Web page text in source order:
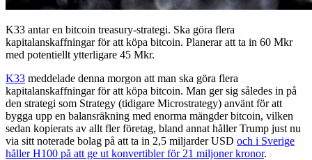
K33 antar en bitcoin treasury-strategi. Ska göra flera
kapitalanskaffningar för att köpa bitcoin. Planerar att ta in 60 Mkr
med potentiellt ytterligare 45 Mkr.
K33 meddelade denna morgon att man ska göra flera
kapitalanskaffningar för att köpa bitcoin. Man ger sig således in på
den strategi som Strategy (tidigare Microstrategy) använt för att
bygga upp en balansräkning med enorma mängder bitcoin, vilken
sedan kopierats av allt fler företag, bland annat håller Trump just nu
via sitt noterade bolag på att ta in 2,5 miljarder USD och i Sverige
håller H100 på att ge ut konvertibler för 21 miljoner kronor.